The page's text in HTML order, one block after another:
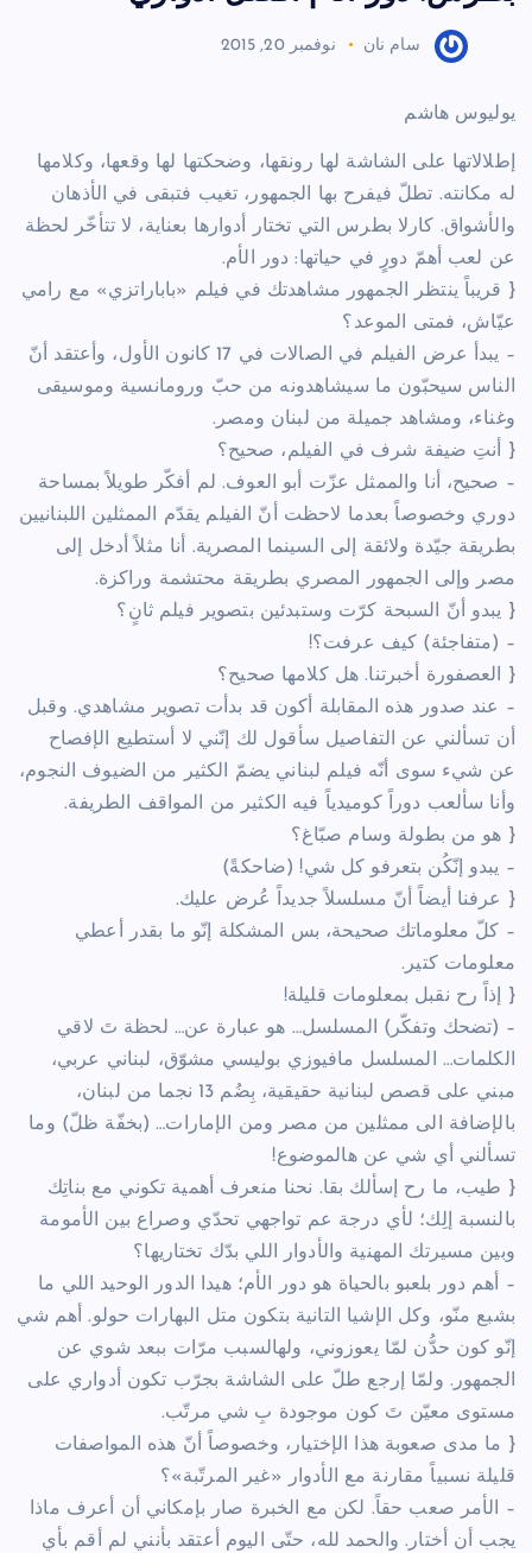
سام نان نوفمبر 20, 2015
يوليوس هاشم
إطلالاتها على الشاشة لها رونقها، وضحكتها لها وقعها، وكلامها
له مكانته. تطلّ فيفرح بها الجمهور، تغيب فتبقى في الأذهان
والأشواق. كارلا بطرس التي تختار أدوارها بعناية، لا تتأخّر لحظة
عن لعب أهمّ دورٍ في حياتها: دور الأم.
{ قريباً ينتظر الجمهور مشاهدتك في فيلم «باباراتزي» مع رامي
عيّاش، فمتى الموعد؟
– يبدأ عرض الفيلم في الصالات في 17 كانون الأول، وأعتقد أنّ
الناس سيحبّون ما سيشاهدونه من حبّ ورومانسية وموسيقى
وغناء، ومشاهد جميلة من لبنان ومصر.
{ أنتِ ضيفة شرف في الفيلم، صحيح؟
– صحيح، أنا والممثل عزّت أبو العوف. لم أفكّر طويلاً بمساحة
دوري وخصوصاً بعدما لاحظت أنّ الفيلم يقدّم الممثلين اللبنانيين
بطريقة جيّدة ولائقة إلى السينما المصرية. أنا مثلاً أدخل إلى
مصر وإلى الجمهور المصري بطريقة محتشمة وراكزة.
{ يبدو أنّ السبحة كرّت وستبدئين بتصوير فيلم ثانٍ؟
– (متفاجئة) كيف عرفت؟!
{ العصفورة أخبرتنا. هل كلامها صحيح؟
– عند صدور هذه المقابلة أكون قد بدأت تصوير مشاهدي. وقبل
أن تسألني عن التفاصيل سأقول لك إنّني لا أستطيع الإفصاح
عن شيء سوى أنّه فيلم لبناني يضمّ الكثير من الضيوف النجوم،
وأنا سألعب دوراً كوميدياً فيه الكثير من المواقف الطريفة.
{ هو من بطولة وسام صبّاغ؟
– يبدو إنّكُن بتعرفو كل شي! (ضاحكةً)
{ عرفنا أيضاً أنّ مسلسلاً جديداً عُرض عليك.
– كلّ معلوماتك صحيحة، بس المشكلة إنّو ما بقدر أعطي
معلومات كتير.
{ إذاً رح نقبل بمعلومات قليلة!
– (تضحك وتفكّر) المسلسل… هو عبارة عن… لحظة تَ لاقي
الكلمات… المسلسل مافيوزي بوليسي مشوّق، لبناني عربي،
مبني على قصص لبنانية حقيقية، بِضُم 13 نجما من لبنان،
بالإضافة الى ممثلين من مصر ومن الإمارات… (بخفّة ظلّ) وما
تسألني أي شي عن هالموضوع!
{ طيب، ما رح إسألك بقا. نحنا منعرف أهمية تكوني مع بناتِك
بالنسبة إلِك؛ لأي درجة عم تواجهي تحدّي وصراع بين الأمومة
وبين مسيرتك المهنية والأدوار اللي بدّك تختاريها؟
– أهم دور بلعبو بالحياة هو دور الأم؛ هيدا الدور الوحيد اللي ما
بشبع منّو، وكل الإشيا التانية بتكون متل البهارات حولو. أهم شي
إنّو كون حدُّن لمّا يعوزوني، ولهالسبب مرّات ببعد شوي عن
الجمهور. ولمّا إرجع طلّ على الشاشة بجرّب تكون أدواري على
مستوى معيّن تَ كون موجودة بِ شي مرتّب.
{ ما مدى صعوبة هذا الإختيار، وخصوصاً أنّ هذه المواصفات
قليلة نسبياً مقارنة مع الأدوار «غير المرتّبة»؟
– الأمر صعب حقاً. لكن مع الخبرة صار بإمكاني أن أعرف ماذا
يجب أن أختار. والحمد لله، حتّى اليوم أعتقد بأنني لم أقم بأي